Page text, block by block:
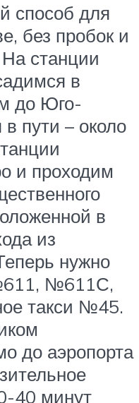
способ для
без пробок и
станции
в
до Юго-
пути – около
и проходим
в
из
нужно
№611С,
такси №45.
до аэропорта
40 минут